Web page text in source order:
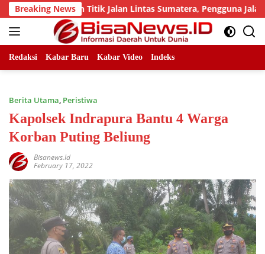
Skip
to
content
Breaking News
Sejumlah Titik Jalan Lintas Sumatera, Pengguna Jalan
Redaksi Kabar Baru Kabar Video Indeks
Berita Utama, Peristiwa
Kapolsek Indrapura Bantu 4 Warga
Korban Puting Beliung
Bisanews.id
February 17, 2022